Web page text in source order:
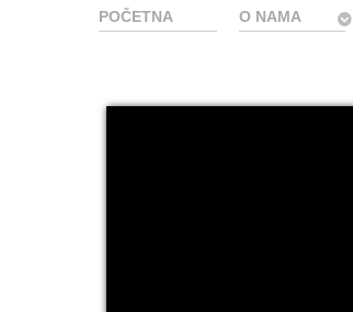
POČETNA O NAMA